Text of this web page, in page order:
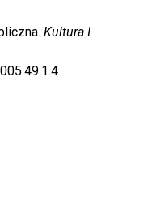
Kultura I